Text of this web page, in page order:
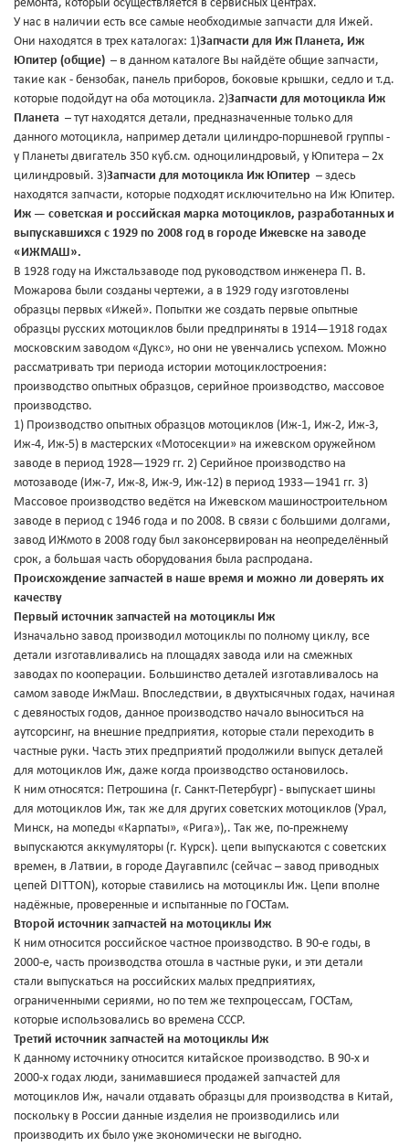
ремонта, который осуществляется в сервисных центрах.
У нас в наличии есть все самые необходимые запчасти для Ижей.
Они находятся в трех каталогах: 1)Запчасти для Иж Планета, Иж
Юпитер (общие) – в данном каталоге Вы найдёте общие запчасти,
такие как - бензобак, панель приборов, боковые крышки, седло и т.д.
которые подойдут на оба мотоцикла. 2)Запчасти для мотоцикла Иж
Планета – тут находятся детали, предназначенные только для
данного мотоцикла, например детали цилиндро-поршневой группы -
у Планеты двигатель 350 куб.см. одноцилиндровый, у Юпитера – 2х
цилиндровый. 3)Запчасти для мотоцикла Иж Юпитер – здесь
находятся запчасти, которые подходят исключительно на Иж Юпитер.
Иж — советская и российская марка мотоциклов, разработанных и
выпускавшихся с 1929 по 2008 год в городе Ижевске на заводе
«ИЖМАШ».
В 1928 году на Ижстальзаводе под руководством инженера П. В.
Можарова были созданы чертежи, а в 1929 году изготовлены
образцы первых «Ижей». Попытки же создать первые опытные
образцы русских мотоциклов были предприняты в 1914—1918 годах
московским заводом «Дукс», но они не увенчались успехом. Можно
рассматривать три периода истории мотоциклостроения:
производство опытных образцов, серийное производство, массовое
производство.
1) Производство опытных образцов мотоциклов (Иж-1, Иж-2, Иж-3,
Иж-4, Иж-5) в мастерских «Мотосекции» на ижевском оружейном
заводе в период 1928—1929 гг. 2) Серийное производство на
мотозаводе (Иж-7, Иж-8, Иж-9, Иж-12) в период 1933—1941 гг. 3)
Массовое производство ведётся на Ижевском машиностроительном
заводе в период с 1946 года и по 2008. В связи с большими долгами,
завод ИЖмото в 2008 году был законсервирован на неопределённый
срок, а большая часть оборудования была распродана.
Происхождение запчастей в наше время и можно ли доверять их
качеству
Первый источник запчастей на мотоциклы Иж
Изначально завод производил мотоциклы по полному циклу, все
детали изготавливались на площадях завода или на смежных
заводах по кооперации. Большинство деталей изготавливалось на
самом заводе ИжМаш. Впоследствии, в двухтысячных годах, начиная
с девяностых годов, данное производство начало выноситься на
аутсорсинг, на внешние предприятия, которые стали переходить в
частные руки. Часть этих предприятий продолжили выпуск деталей
для мотоциклов Иж, даже когда производство остановилось.
К ним относятся: Петрошина (г. Санкт-Петербург) - выпускает шины
для мотоциклов Иж, так же для других советских мотоциклов (Урал,
Минск, на мопеды «Карпаты», «Рига»),. Так же, по-прежнему
выпускаются аккумуляторы (г. Курск). цепи выпускаются с советских
времен, в Латвии, в городе Даугавпилс (сейчас – завод приводных
цепей DITTON), которые ставились на мотоциклы Иж. Цепи вполне
надёжные, проверенные и испытанные по ГОСТам.
Второй источник запчастей на мотоциклы Иж
К ним относится российское частное производство. В 90-е годы, в
2000-е, часть производства отошла в частные руки, и эти детали
стали выпускаться на российских малых предприятиях,
ограниченными сериями, но по тем же техпроцессам, ГОСТам,
которые использовались во времена СССР.
Третий источник запчастей на мотоциклы Иж
К данному источнику относится китайское производство. В 90-х и
2000-х годах люди, занимавшиеся продажей запчастей для
мотоциклов Иж, начали отдавать образцы для производства в Китай,
поскольку в России данные изделия не производились или
производить их было уже экономически не выгодно.